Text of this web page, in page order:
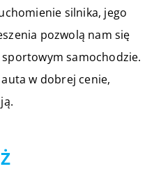
silnika, jego
pozwolą nam się
samochodzie.
w dobrej cenie,